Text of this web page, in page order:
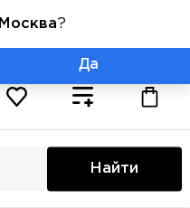
+7 (800) 775-71-06
Найти
Москва?
Да